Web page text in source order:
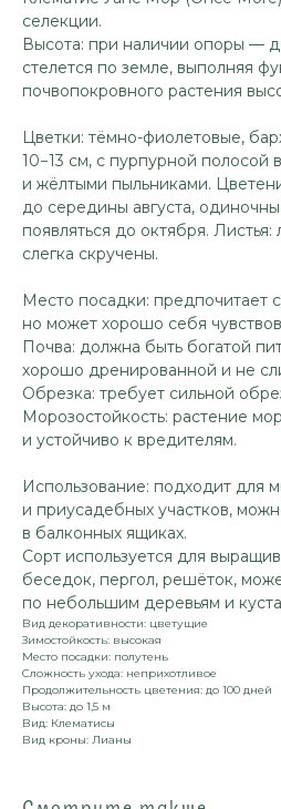
селекции.
Высота: при наличии опоры —
стелется по земле, выполняя
почвопокровного растения
Цветки: тёмно-фиолетовые,
10−13 см, с пурпурной полосой
и жёлтыми пыльниками.
до середины августа,
появляться до октября.
слегка скручены.
Место посадки: предпочитает
но может хорошо себя
Почва: должна быть богатой
хорошо дренированной и не
Обрезка: требует сильной
Морозостойкость: растение
и устойчиво к вредителям.
Использование: подходит для
и приусадебных участков,
в балконных ящиках.
Сорт используется для
беседок, пергол, решёток,
по небольшим деревьям и
Вид декоративности: цветущие
Зимостойкость: высокая
Место посадки: полутень
Сложность ухода: неприхотливое
Продолжительность цветения: до 100 дней
Высота: до 1,5 м
Вид: Клематисы
Вид кроны: Лианы